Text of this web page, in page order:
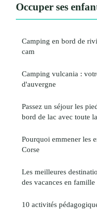
Occuper ses
Camping en bord de
cam
Camping vulcania :
d'auvergne
Passez un séjour les
bord de lac avec toute
Pourquoi emmener les
Corse
Les meilleures
des vacances en famille
10 activités